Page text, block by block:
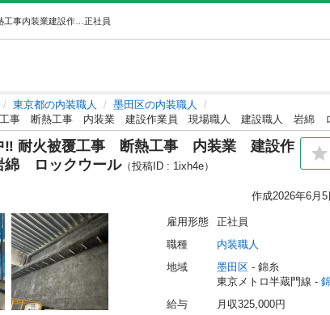
正社員
東京都の内装職人
墨田区の内装職人
覆工事 断熱工事 内装業 建設作業員 現場職人 建設職人 岩綿
‼︎ 耐火被覆工事 断熱工事 内装業 建設作
ロックウール（投稿ID : 1ixh4e）
作成2026年6月
雇用形態
正社員
職種
内装職人
地域
墨田区 - 錦糸
東京メトロ半蔵門線 -
給与
月収325,000円